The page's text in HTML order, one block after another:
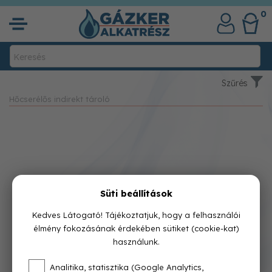
0
Szűrés
Hőcserélős indirekt tároló
Süti beállítások
Kedves Látogató! Tájékoztatjuk, hogy a felhasználói
élmény fokozásának érdekében sütiket (cookie-kat)
használunk.
Analitika, statisztika (Google Analytics,